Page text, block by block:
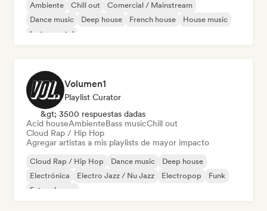
Ambiente Chill out
Comercial / Mainstream
Dance music
Deep house French house
House music
Instrumental
Volumen1
Playlist Curator
&gt; 3500 respuestas dadas
Acid houseAmbienteBass musicChill out
Cloud Rap / Hip Hop
Agregar artistas a mis playlists de mayor impacto
Cloud Rap / Hip Hop Dance music
Deep house
Electrónica
Electro Jazz / Nu Jazz Electropop
Funk
Future house